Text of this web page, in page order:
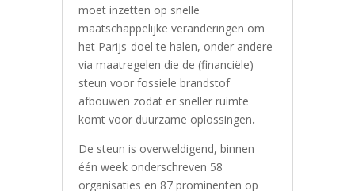
moet inzetten op snelle
maatschappelijke veranderingen om
het Parijs-doel te halen, onder andere
via maatregelen die de (financiële)
steun voor fossiele brandstof
afbouwen zodat er sneller ruimte
komt voor duurzame oplossingen.
De steun is overweldigend, binnen
één week onderschreven 58
organisaties en 87 prominenten op